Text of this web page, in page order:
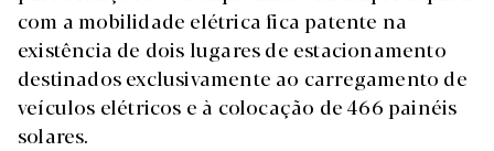
com a mobilidade elétrica fica patente na
existência de dois lugares de estacionamento
destinados exclusivamente ao carregamento de
veículos elétricos e à colocação de 466 painéis
solares.